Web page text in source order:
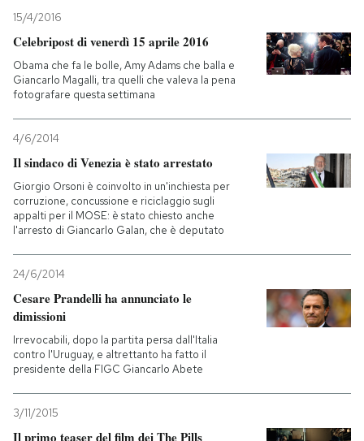
15/4/2016
Celebripost di venerdì 15 aprile 2016
Obama che fa le bolle, Amy Adams che balla e
Giancarlo Magalli, tra quelli che valeva la pena
fotografare questa settimana
4/6/2014
Il sindaco di Venezia è stato arrestato
Giorgio Orsoni è coinvolto in un'inchiesta per
corruzione, concussione e riciclaggio sugli
appalti per il MOSE: è stato chiesto anche
l'arresto di Giancarlo Galan, che è deputato
24/6/2014
Cesare Prandelli ha annunciato le
dimissioni
Irrevocabili, dopo la partita persa dall'Italia
contro l'Uruguay, e altrettanto ha fatto il
presidente della FIGC Giancarlo Abete
3/11/2015
Il primo teaser del film dei The Pills